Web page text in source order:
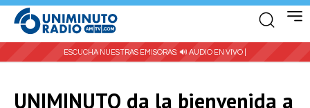
ESCUCHA NUESTRAS EMISORAS: 🔊 AUDIO EN VIVO |
UNIMINUTO da la bienvenida a